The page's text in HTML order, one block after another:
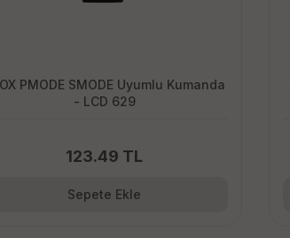
SMODE Uyumlu Kumanda
- LCD 629
123.49 TL
Sepete Ekle